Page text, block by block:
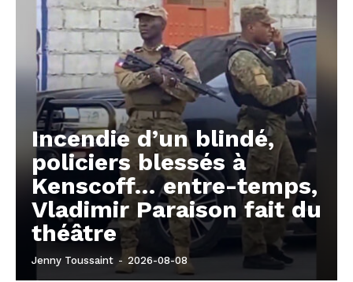
Incendie d’un blindé,
policiers blessés à
Kenscoff… entre-temps,
Vladimir Paraison fait du
théâtre
Jenny Toussaint - 2026-08-08